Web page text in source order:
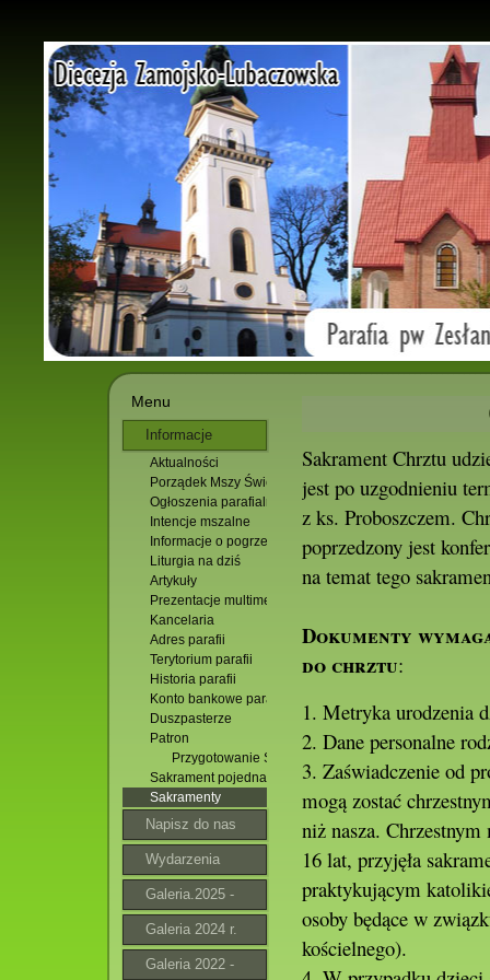
Menu
Informacje
parafialne
Aktualności
Porządek Mszy Świętych
Ogłoszenia parafialne
Intencje mszalne
Informacje o pogrzebach
Liturgia na dziś
Artykuły
Prezentacje multimedialne
Kancelaria
Adres parafii
Terytorium parafii
Historia parafii
Konto bankowe parafii
Duszpasterze
Patron
Przygotowanie Sakramentalne
Sakrament pojednania
Sakramenty
Napisz do nas
Wydarzenia
Galeria.2025 -
2026
Galeria 2024 r.
Galeria 2022 -
Sakrament Chrztu
jest po uzgodnieniu
z ks. Proboszczem.
poprzedzony jest
na temat tego
Dokumenty
do chrztu:
1. Metryka urodzenia
2. Dane personalne
3. Zaświadczenie od
mogą zostać
niż nasza. Chrzestnym
16 lat, przyjęła
praktykującym
osoby będące w
kościelnego).